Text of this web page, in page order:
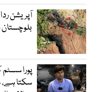
بلوچستان میں
پورا سسٹم
سکتا